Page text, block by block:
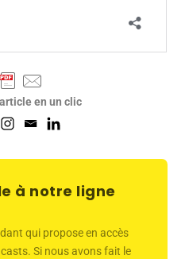
en un clic
à notre ligne
qui propose en accès
Si nous avons fait le